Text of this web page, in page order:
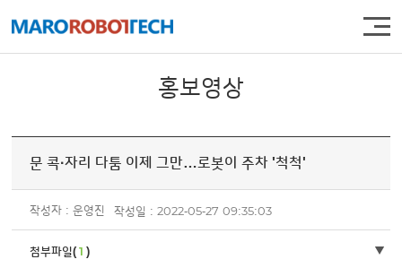
홍보영상
문 콕·자리 다툼 이제 그만…로봇이 주차 '척척'
작성자 : 운영진 작성일 : 2022-05-27 09:35:03
첨부파일( 1 )